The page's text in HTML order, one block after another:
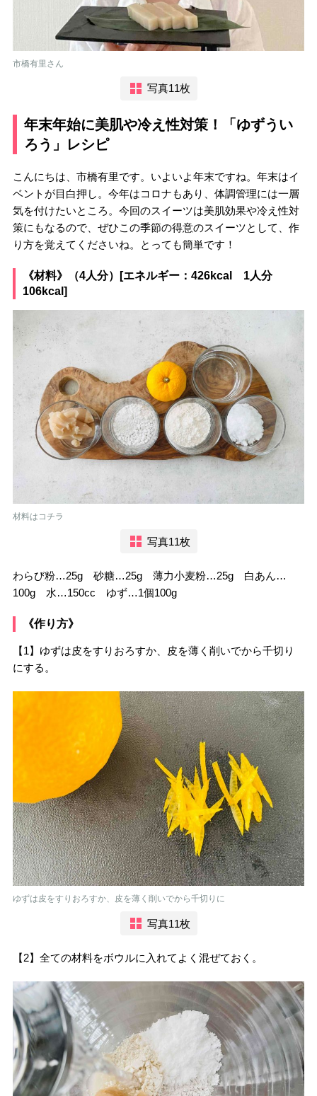
市橋有里さん
写真11枚
年末年始に美肌や冷え性対策！「ゆずうい
ろう」レシピ
こんにちは、市橋有里です。いよいよ年末ですね。年末はイ
ベントが目白押し。今年はコロナもあり、体調管理には一層
気を付けたいところ。今回のスイーツは美肌効果や冷え性対
策にもなるので、ぜひこの季節の得意のスイーツとして、作
り方を覚えてくださいね。とっても簡単です！
《材料》（4人分）[エネルギー：426kcal 1人分
106kcal]
材料はコチラ
写真11枚
わらび粉…25g 砂糖…25g 薄力小麦粉…25g 白あん…
100g 水…150cc ゆず…1個100g
《作り方》
【1】ゆずは皮をすりおろすか、皮を薄く削いでから千切り
にする。
ゆずは皮をすりおろすか、皮を薄く削いでから千切りに
写真11枚
【2】全ての材料をボウルに入れてよく混ぜておく。